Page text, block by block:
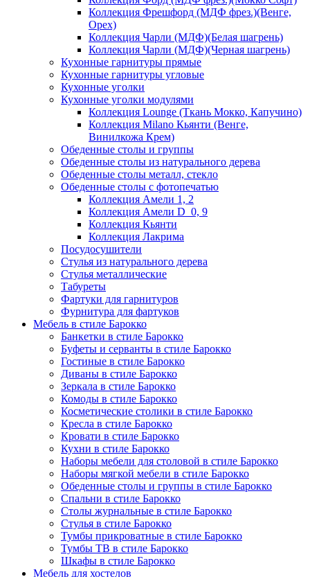
Коллекция Фрешфорд (МДФ фрез.)(Венге,
Орех)
Коллекция Чарли (МДФ)(Белая шагрень)
Коллекция Чарли (МДФ)(Черная шагрень)
Кухонные гарнитуры прямые
Кухонные гарнитуры угловые
Кухонные уголки
Кухонные уголки модулями
Коллекция Lounge (Ткань Мокко, Капучино)
Коллекция Milano Кьянти (Венге,
Винилкожа Крем)
Обеденные столы и группы
Обеденные столы из натурального дерева
Обеденные столы металл, стекло
Обеденные столы с фотопечатью
Коллекция Амели 1, 2
Коллекция Амели D_0, 9
Коллекция Кьянти
Коллекция Лакрима
Посудосушители
Стулья из натурального дерева
Стулья металлические
Табуреты
Фартуки для гарнитуров
Фурнитура для фартуков
Мебель в стиле Барокко
Банкетки в стиле Барокко
Буфеты и серванты в стиле Барокко
Гостиные в стиле Барокко
Диваны в стиле Барокко
Зеркала в стиле Барокко
Комоды в стиле Барокко
Косметические столики в стиле Барокко
Кресла в стиле Барокко
Кровати в стиле Барокко
Кухни в стиле Барокко
Наборы мебели для столовой в стиле Барокко
Наборы мягкой мебели в стиле Барокко
Обеденные столы и группы в стиле Барокко
Спальни в стиле Барокко
Столы журнальные в стиле Барокко
Стулья в стиле Барокко
Тумбы прикроватные в стиле Барокко
Тумбы ТВ в стиле Барокко
Шкафы в стиле Барокко
Мебель для хостелов